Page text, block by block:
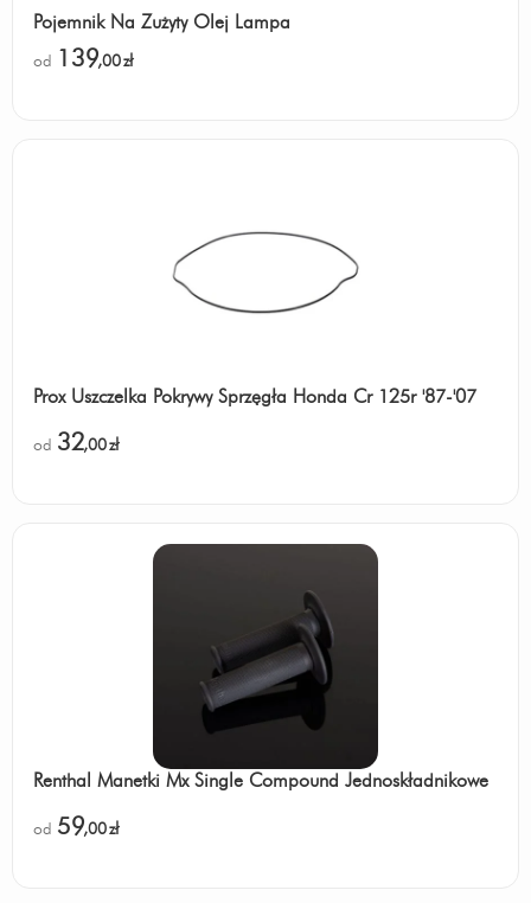
Pojemnik Na Zużyty Olej Lampa
od 139,00zł
Prox Uszczelka Pokrywy Sprzęgła Honda Cr 125r '87-'07
od 32,00zł
Renthal Manetki Mx Single Compound Jednoskładnikowe
od 59,00zł